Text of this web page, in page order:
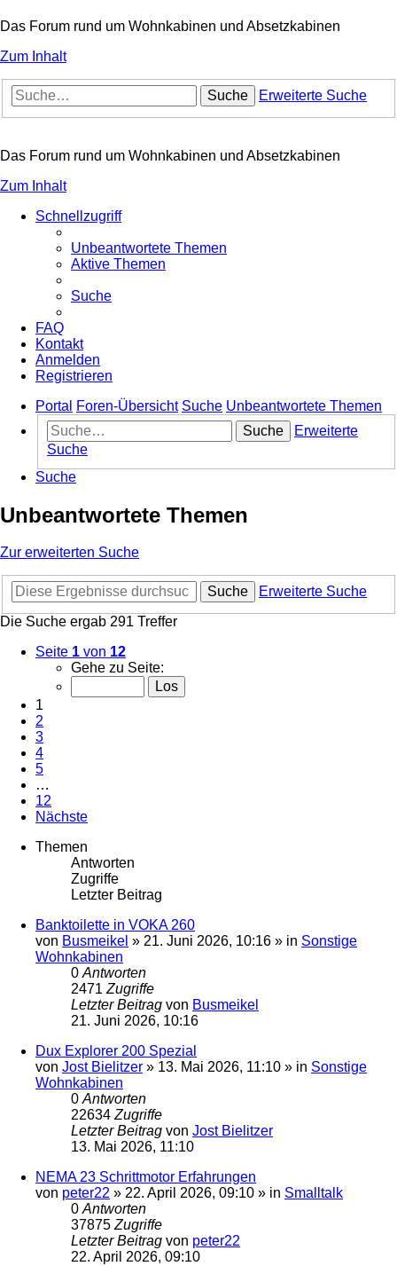
Das Forum rund um Wohnkabinen und Absetzkabinen
Zum Inhalt
Suche Erweiterte Suche
Das Forum rund um Wohnkabinen und Absetzkabinen
Zum Inhalt
Schnellzugriff
Unbeantwortete Themen
Aktive Themen
Suche
FAQ
Kontakt
Anmelden
Registrieren
Portal
Foren-Übersicht Suche Unbeantwortete Themen
Suche
Erweiterte
Suche
Suche
Unbeantwortete Themen
Zur erweiterten Suche
Suche
Erweiterte Suche
Die Suche ergab 291 Treffer
Seite 1 von 12
Gehe zu Seite:
1
2
3
4
5
…
12
Nächste
Themen
Antworten
Zugriffe
Letzter Beitrag
Banktoilette in VOKA 260
von Busmeikel » 21. Juni 2026, 10:16 » in Sonstige
Wohnkabinen
0 Antworten
2471 Zugriffe
Letzter Beitrag von Busmeikel
21. Juni 2026, 10:16
Dux Explorer 200 Spezial
von Jost Bielitzer » 13. Mai 2026, 11:10 » in Sonstige
Wohnkabinen
0 Antworten
22634 Zugriffe
Letzter Beitrag von Jost Bielitzer
13. Mai 2026, 11:10
NEMA 23 Schrittmotor Erfahrungen
von peter22 » 22. April 2026, 09:10 » in Smalltalk
0 Antworten
37875 Zugriffe
Letzter Beitrag von peter22
22. April 2026, 09:10